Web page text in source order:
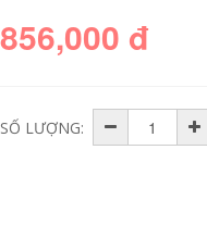
856,000 đ
SỐ LƯỢNG: